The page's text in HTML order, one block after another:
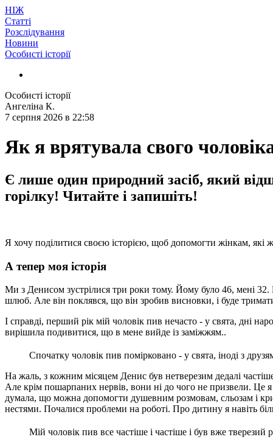
НІЖ
Статті
Розслідування
Новини
Особисті історії
Особисті історії
Ангеліна К.
7 серпня 2026 в 22:58
Як я врятувала свого
Є лише один природний засіб, який
горілку! Читайте і запишіть!
Я хочу поділитися своєю історією, щоб допомогти жінкам, які
А тепер моя історія
Ми з Денисом зустрілися три роки тому. Йому було 46, мені
шлюб. Але він поклявся, що він зробив висновки, і буде
І справді, перший рік мій чоловік пив нечасто - у свята, дні
вирішила подивитися, що в мене вийде із заміжжям..
Спочатку чоловік пив помірковано - у свята, іноді з
На жаль, з кожним місяцем Денис був нетверезим дедалі
Але крім пошарпаних нервів, вони ні до чого не призвели.
думала, що можна допомогти душевним розмовам, сльозам і
нестями. Почалися проблеми на роботі. Про дитину я навіть
Мій чоловік пив все частіше і частіше і був вже тверезий